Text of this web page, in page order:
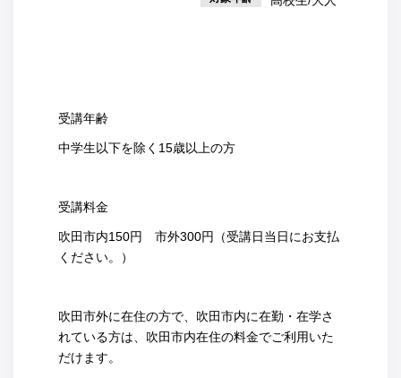
受講年齢
中学生以下を除く15歳以上の方
受講料金
吹田市内150円 市外300円（受講日当日にお支払
ください。）
吹田市外に在住の方で、吹田市内に在勤・在学さ
れている方は、吹田市内在住の料金でご利用いた
だけます。